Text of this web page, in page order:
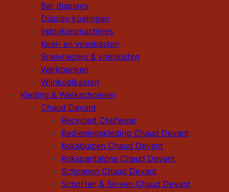
Bar displays
Display koelingen
Ijsblokjesmachines
Koel- en vrieskasten
Snelvriezers & vrieskisten
Werkbanken
Wijnkoelkasten
Kleding & Werkschoenen
Chaud Devant
Recycled Chefwear
Bedieningskleding Chaud Devant
Koksbuizen Chaud Devant
Kokspantalons Chaud Devant
Schoenen Chaud Devant
Schorten & Sloven Chaud Devant